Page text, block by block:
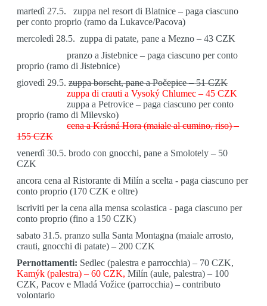
martedì 27.5. zuppa nel resort di Blatnice – paga ciascuno
per conto proprio (ramo da Lukavce/Pacova)
mercoledì 28.5. zuppa di patate, pane a Mezno – 43 CZK
pranzo a Jistebnice – paga ciascuno per conto
proprio (ramo di Jistebnice)
giovedì 29.5. zuppa borscht, pane a Počepice – 51 CZK
zuppa di crauti a Vysoký Chlumec – 45 CZK
zuppa a Petrovice – paga ciascuno per conto
proprio (ramo di Milevsko)
cena a Krásná Hora (maiale al cumino, riso) –
155 CZK
venerdì 30.5. brodo con gnocchi, pane a Smolotely – 50
CZK
ancora cena al Ristorante di Milín a scelta - paga ciascuno per
conto proprio (170 CZK e oltre)
iscriviti per la cena alla mensa scolastica - paga ciascuno per
conto proprio (fino a 150 CZK)
sabato 31.5. pranzo sulla Santa Montagna (maiale arrosto,
crauti, gnocchi di patate) – 200 CZK
Pernottamenti: Sedlec (palestra e parrocchia) – 70 CZK,
Kamýk (palestra) – 60 CZK, Milín (aule, palestra) – 100
CZK, Pacov e Mladá Vožice (parrocchia) – contributo
volontario